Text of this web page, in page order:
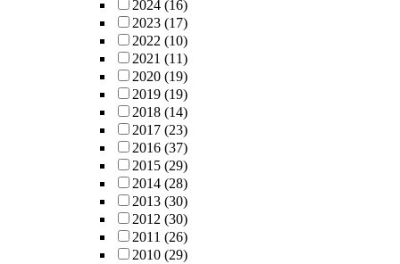
2024 (16)
2023 (17)
2022 (10)
2021 (11)
2020 (19)
2019 (19)
2018 (14)
2017 (23)
2016 (37)
2015 (29)
2014 (28)
2013 (30)
2012 (30)
2011 (26)
2010 (29)